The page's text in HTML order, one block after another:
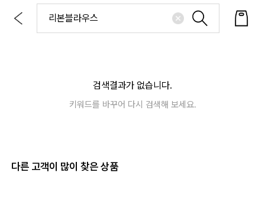
검색결과가 없습니다.
키워드를 바꾸어 다시 검색해 보세요.
다른 고객이 많이 찾은 상품